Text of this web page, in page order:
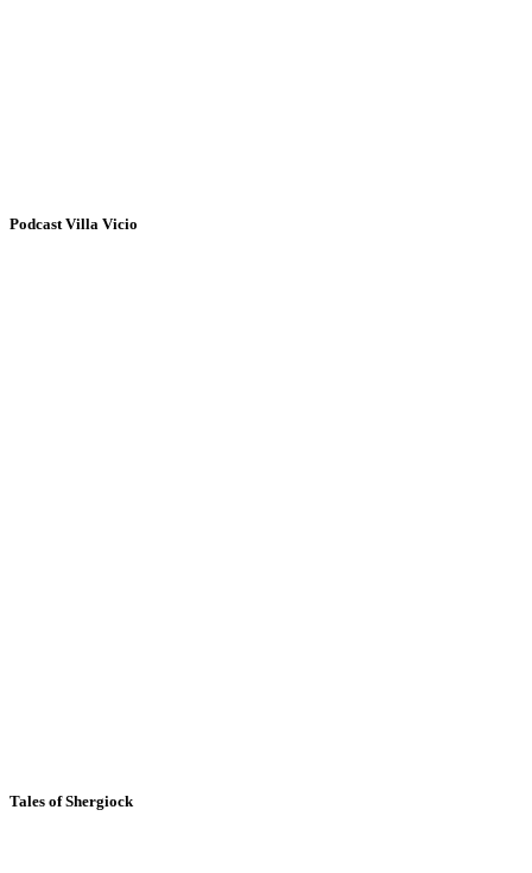
Podcast Villa Vicio
Tales of Shergiock